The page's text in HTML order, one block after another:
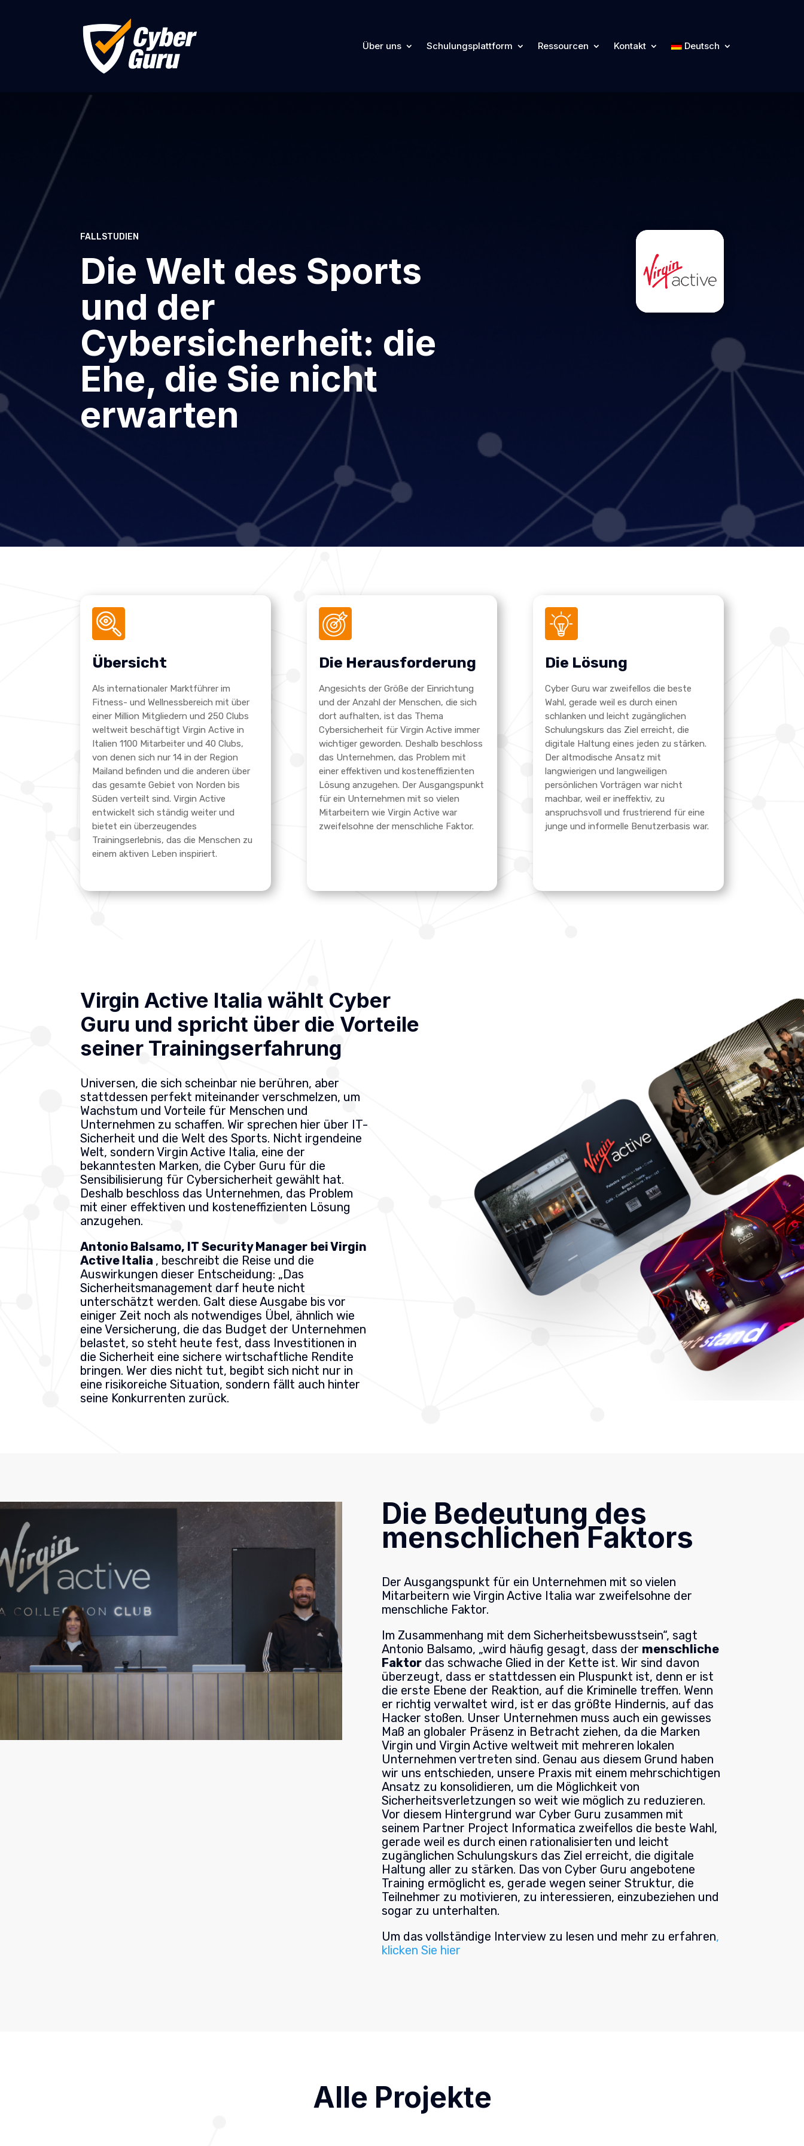
Über uns Schulungsplattform Ressourcen Kontakt Deutsch
FALLSTUDIEN
Die Welt des Sports
und der
Cybersicherheit: die
Ehe, die Sie nicht
erwarten
Übersicht
Als internationaler Marktführer im
Fitness- und Wellnessbereich mit über
einer Million Mitgliedern und 250 Clubs
weltweit beschäftigt Virgin Active in
Italien 1100 Mitarbeiter und 40 Clubs,
von denen sich nur 14 in der Region
Mailand befinden und die anderen über
das gesamte Gebiet von Norden bis
Süden verteilt sind. Virgin Active
entwickelt sich ständig weiter und
bietet ein überzeugendes
Trainingserlebnis, das die Menschen zu
einem aktiven Leben inspiriert.
Die Herausforderung
Angesichts der Größe der Einrichtung
und der Anzahl der Menschen, die sich
dort aufhalten, ist das Thema
Cybersicherheit für Virgin Active immer
wichtiger geworden. Deshalb beschloss
das Unternehmen, das Problem mit
einer effektiven und kosteneffizienten
Lösung anzugehen. Der Ausgangspunkt
für ein Unternehmen mit so vielen
Mitarbeitern wie Virgin Active war
zweifelsohne der menschliche Faktor.
Die Lösung
Cyber Guru war zweifellos die beste
Wahl, gerade weil es durch einen
schlanken und leicht zugänglichen
Schulungskurs das Ziel erreicht, die
digitale Haltung eines jeden zu stärken.
Der altmodische Ansatz mit
langwierigen und langweiligen
persönlichen Vorträgen war nicht
machbar, weil er ineffektiv, zu
anspruchsvoll und frustrierend für eine
junge und informelle Benutzerbasis war.
Virgin Active Italia wählt Cyber
Guru und spricht über die Vorteile
seiner Trainingserfahrung
Universen, die sich scheinbar nie berühren, aber
stattdessen perfekt miteinander verschmelzen, um
Wachstum und Vorteile für Menschen und
Unternehmen zu schaffen. Wir sprechen hier über IT-
Sicherheit und die Welt des Sports. Nicht irgendeine
Welt, sondern Virgin Active Italia, eine der
bekanntesten Marken, die Cyber Guru für die
Sensibilisierung für Cybersicherheit gewählt hat.
Deshalb beschloss das Unternehmen, das Problem
mit einer effektiven und kosteneffizienten Lösung
anzugehen.
Antonio Balsamo, IT Security Manager bei Virgin
Active Italia , beschreibt die Reise und die
Auswirkungen dieser Entscheidung: „Das
Sicherheitsmanagement darf heute nicht
unterschätzt werden. Galt diese Ausgabe bis vor
einiger Zeit noch als notwendiges Übel, ähnlich wie
eine Versicherung, die das Budget der Unternehmen
belastet, so steht heute fest, dass Investitionen in
die Sicherheit eine sichere wirtschaftliche Rendite
bringen. Wer dies nicht tut, begibt sich nicht nur in
eine risikoreiche Situation, sondern fällt auch hinter
seine Konkurrenten zurück.
Die Bedeutung des
menschlichen Faktors
Der Ausgangspunkt für ein Unternehmen mit so vielen
Mitarbeitern wie Virgin Active Italia war zweifelsohne der
menschliche Faktor.
Im Zusammenhang mit dem Sicherheitsbewusstsein“, sagt
Antonio Balsamo, „wird häufig gesagt, dass der menschliche
Faktor das schwache Glied in der Kette ist. Wir sind davon
überzeugt, dass er stattdessen ein Pluspunkt ist, denn er ist
die erste Ebene der Reaktion, auf die Kriminelle treffen. Wenn
er richtig verwaltet wird, ist er das größte Hindernis, auf das
Hacker stoßen. Unser Unternehmen muss auch ein gewisses
Maß an globaler Präsenz in Betracht ziehen, da die Marken
Virgin und Virgin Active weltweit mit mehreren lokalen
Unternehmen vertreten sind. Genau aus diesem Grund haben
wir uns entschieden, unsere Praxis mit einem mehrschichtigen
Ansatz zu konsolidieren, um die Möglichkeit von
Sicherheitsverletzungen so weit wie möglich zu reduzieren.
Vor diesem Hintergrund war Cyber Guru zusammen mit
seinem Partner Project Informatica zweifellos die beste Wahl,
gerade weil es durch einen rationalisierten und leicht
zugänglichen Schulungskurs das Ziel erreicht, die digitale
Haltung aller zu stärken. Das von Cyber Guru angebotene
Training ermöglicht es, gerade wegen seiner Struktur, die
Teilnehmer zu motivieren, zu interessieren, einzubeziehen und
sogar zu unterhalten.
Um das vollständige Interview zu lesen und mehr zu erfahren,
klicken Sie hier
Alle Projekte